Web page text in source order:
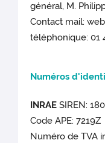
général, M.
Contact mail:
téléphonique: 01
Numéros
INRAE SIREN:
Code APE: 7219Z
Numéro de TVA